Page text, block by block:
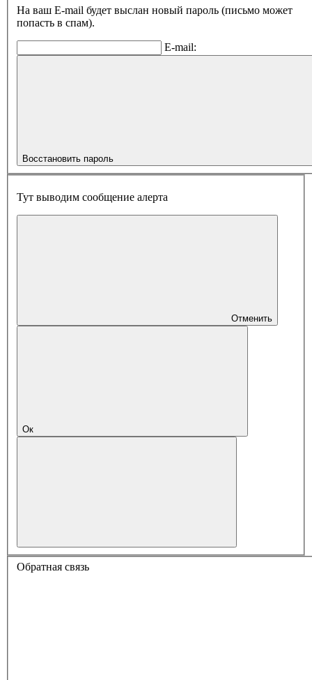
На ваш E-mail будет выслан новый пароль (письмо может
попасть в спам).
E-mail:
Восстановить пароль
Тут выводим сообщение алерта
Отменить
Ок
Обратная связь